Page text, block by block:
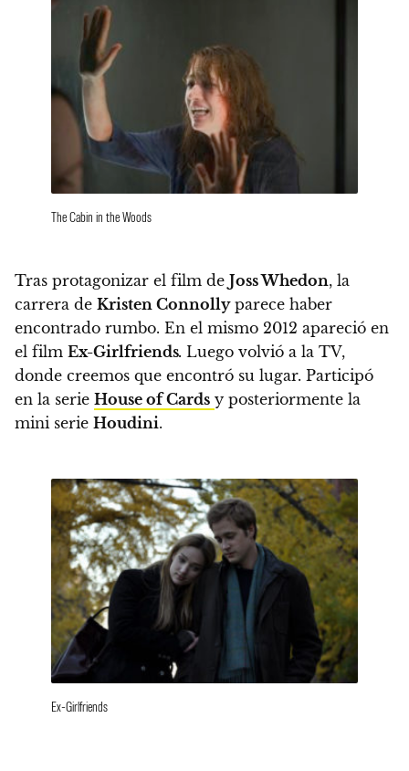
The Cabin in the Woods
Tras protagonizar el film de Joss Whedon, la
carrera de Kristen Connollyparece haber
encontrado rumbo. En el mismo 2012 apareció en
el film Ex-Girlfriends. Luego volvió a la TV,
donde creemos que encontró su lugar. Participó
en la serie House of Cards y posteriormente la
mini serie Houdini.
Ex-Girlfriends